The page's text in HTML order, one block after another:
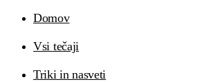
Domov
Vsi tečaji
Triki in nasveti